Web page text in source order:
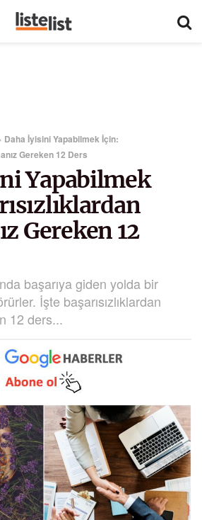
Daha İyisini Yapabilmek İçin:
Gereken 12 Ders
Yapabilmek
Gereken 12
başarıya giden yolda bir
İşte başarısızlıklardan
12 ders...